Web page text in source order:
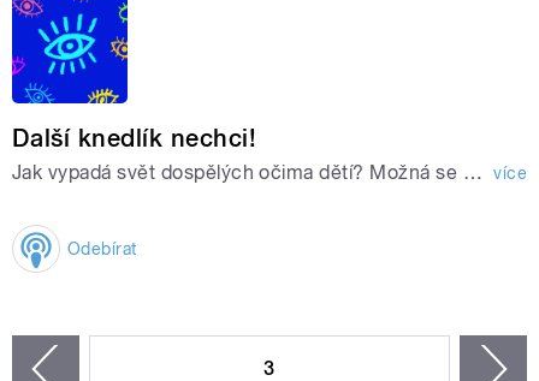
Další knedlík nechci!
Jak vypadá svět dospělých očima dětí? Možná se budete divit. více
Odebírat
STRÁNKY
3